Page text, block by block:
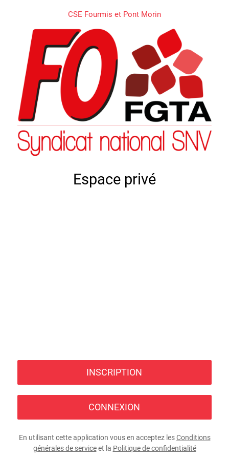
CSE Fourmis et Pont Morin
Espace privé
INSCRIPTION
CONNEXION
En utilisant cette application vous en acceptez lesConditions
générales de serviceet la Politique de confidentialité